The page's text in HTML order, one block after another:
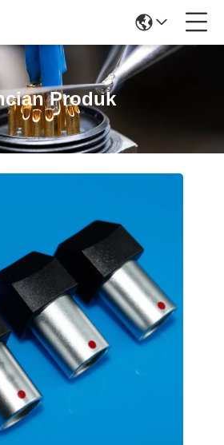
Produk